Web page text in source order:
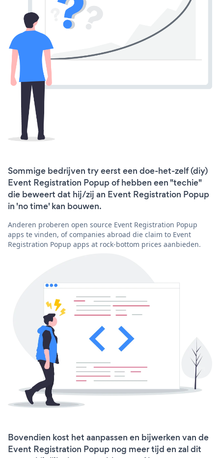
Sommige bedrijven try eerst een doe-het-zelf (diy)
Event Registration Popup of hebben een "techie"
die beweert dat hij/zij an Event Registration Popup
in 'no time' kan bouwen.
Anderen proberen open source Event Registration Popup
apps te vinden, of companies abroad die claim to Event
Registration Popup apps at rock-bottom prices aanbieden.
Bovendien kost het aanpassen en bijwerken van de
Event Registration Popup nog meer tijd en zal dit